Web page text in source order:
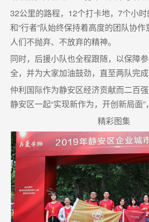
32公里的路程，12个打卡地，7个小时
和“行者”队始终保持着高度的团队协
人们不抛弃、不放弃的精神。
同时，后援小队也全程跟随，以保障
全，并为大家加油鼓劲，直至两队完成
仲利国际作为静安区经济贡献而二百
静安区一起“实现新作为，开创新局面”
精彩图集